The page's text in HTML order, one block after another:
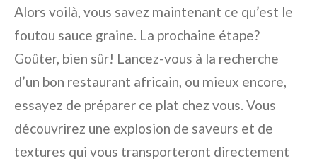
Alors voilà, vous savez maintenant ce qu’est le
foutou sauce graine. La prochaine étape?
Goûter, bien sûr! Lancez-vous à la recherche
d’un bon restaurant africain, ou mieux encore,
essayez de préparer ce plat chez vous. Vous
découvrirez une explosion de saveurs et de
textures qui vous transporteront directement